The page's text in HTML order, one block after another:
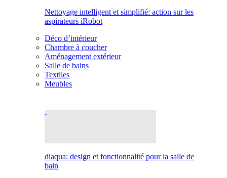
Nettoyage intelligent et simplifié: action sur les
aspirateurs iRobot
Déco d’intérieur
Chambre à coucher
Aménagement extérieur
Salle de bains
Textiles
Meubles
diaqua: design et fonctionnalité pour la salle de
bain